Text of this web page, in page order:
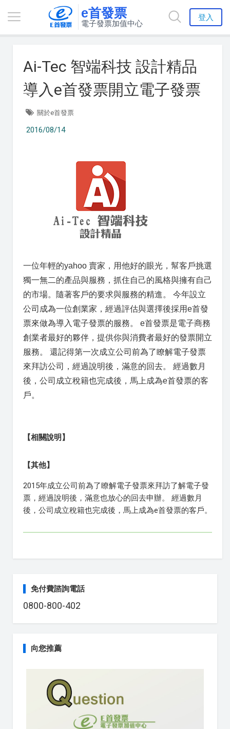
e首發票
電子發票加值中心
登入
Ai-Tec 智端科技 設計精品
導入e首發票開立電子發票
關於e首發票
2016/08/14
一位年輕的yahoo 賣家，用他好的眼光，幫客戶挑選
獨一無二的產品與服務，抓住自己的風格與擁有自己
的市場。隨著客戶的要求與服務的精進。 今年設立
公司成為一位創業家，經過評估與選擇後採用e首發
票來做為導入電子發票的服務。 e首發票是電子商務
創業者最好的夥伴，提供你與消費者最好的發票開立
服務。 還記得第一次成立公司前為了瞭解電子發票
來拜訪公司，經過說明後，滿意的回去。 經過數月
後，公司成立稅籍也完成後，馬上成為e首發票的客
戶。
【相關說明】
【其他】
2015年成立公司前為了瞭解電子發票來拜訪了解電子發
票，經過說明後，滿意也放心的回去申辦。 經過數月
後，公司成立稅籍也完成後，馬上成為e首發票的客戶。
免付費諮詢電話
0800-800-402
向您推薦